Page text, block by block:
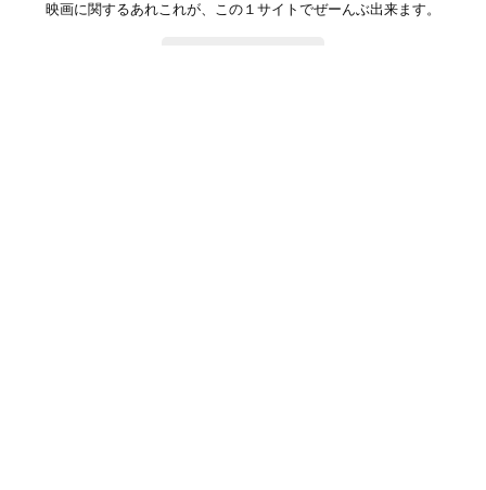
映画に関するあれこれが、この１サイトでぜーんぶ出来ます。